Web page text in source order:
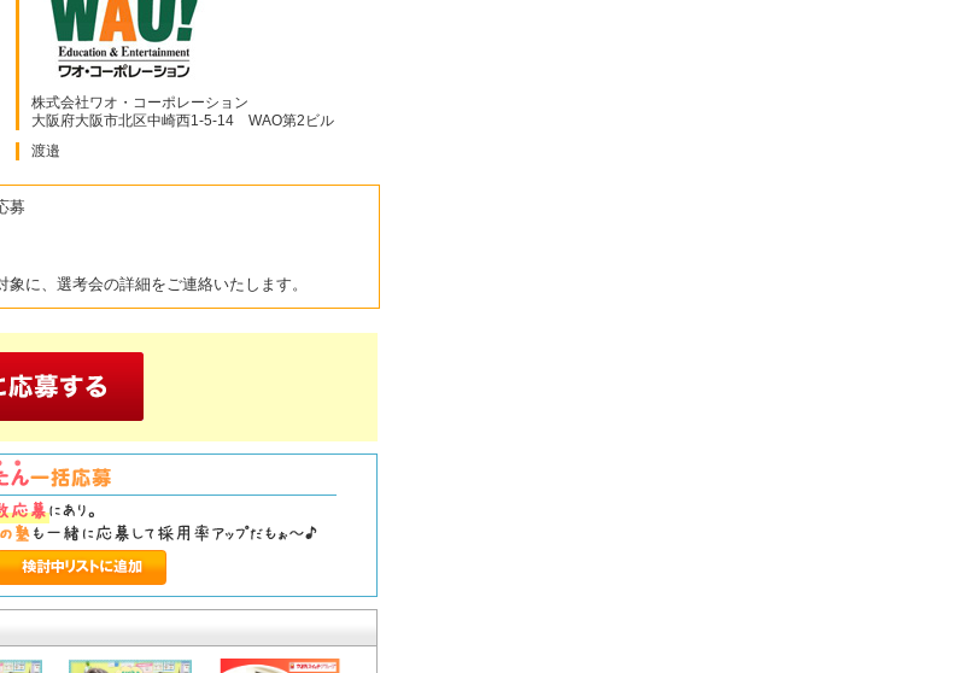
株式会社ワオ・コーポレーション
大阪府大阪市北区中崎西1-5-14 WAO第2ビル
渡邉
募
に、選考会の詳細をご連絡いたします。